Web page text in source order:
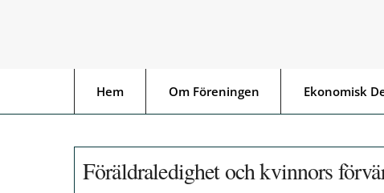
Hem Om Föreningen Ekonomisk
Föräldraledighet och kvinnors